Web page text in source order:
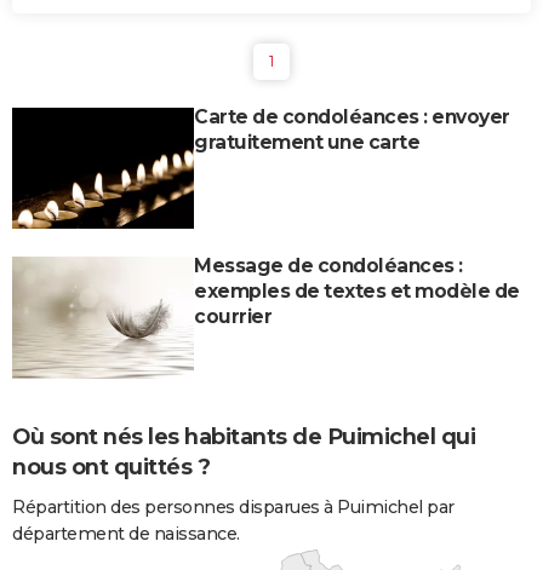
1
Carte de condoléances : envoyer
gratuitement une carte
Message de condoléances :
exemples de textes et modèle de
courrier
Où sont nés les habitants de Puimichel qui
nous ont quittés ?
Répartition des personnes disparues à Puimichel par
département de naissance.